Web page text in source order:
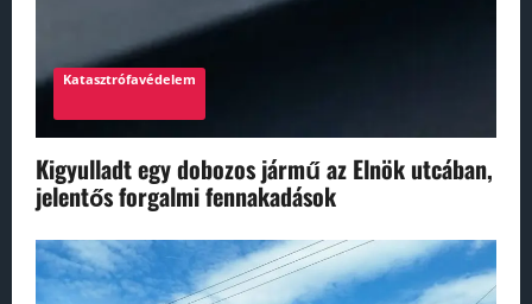
Katasztrófavédelem
Kigyulladt egy dobozos jármű az Elnök utcában,
jelentős forgalmi fennakadások